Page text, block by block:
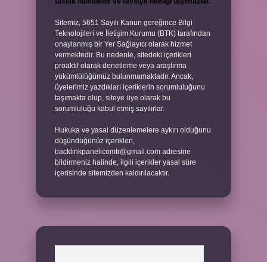
Sitemiz, 5651 Sayılı Kanun gereğince Bilgi
Teknolojileri ve İletişim Kurumu (BTK) tarafından
onaylanmış bir Yer Sağlayıcı olarak hizmet
vermektedir. Bu nedenle, sitedeki içerikleri
proaktif olarak denetleme veya araştırma
yükümlülüğümüz bulunmamaktadır. Ancak,
üyelerimiz yazdıkları içeriklerin sorumluluğunu
taşımakta olup, siteye üye olarak bu
sorumluluğu kabul etmiş sayılırlar.
Hukuka ve yasal düzenlemelere aykırı olduğunu
düşündüğünüz içerikleri,
backlinkpanelicomtr@gmail.com adresine
bildirmeniz halinde, ilgili içerikler yasal süre
içerisinde sitemizden kaldırılacaktır.